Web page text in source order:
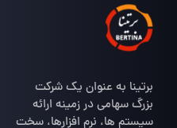
برتینا به عنوان یک شرکت
بزرگ سهامی در زمینه ارائه
سیستم ها، نرم افزارها، سخت